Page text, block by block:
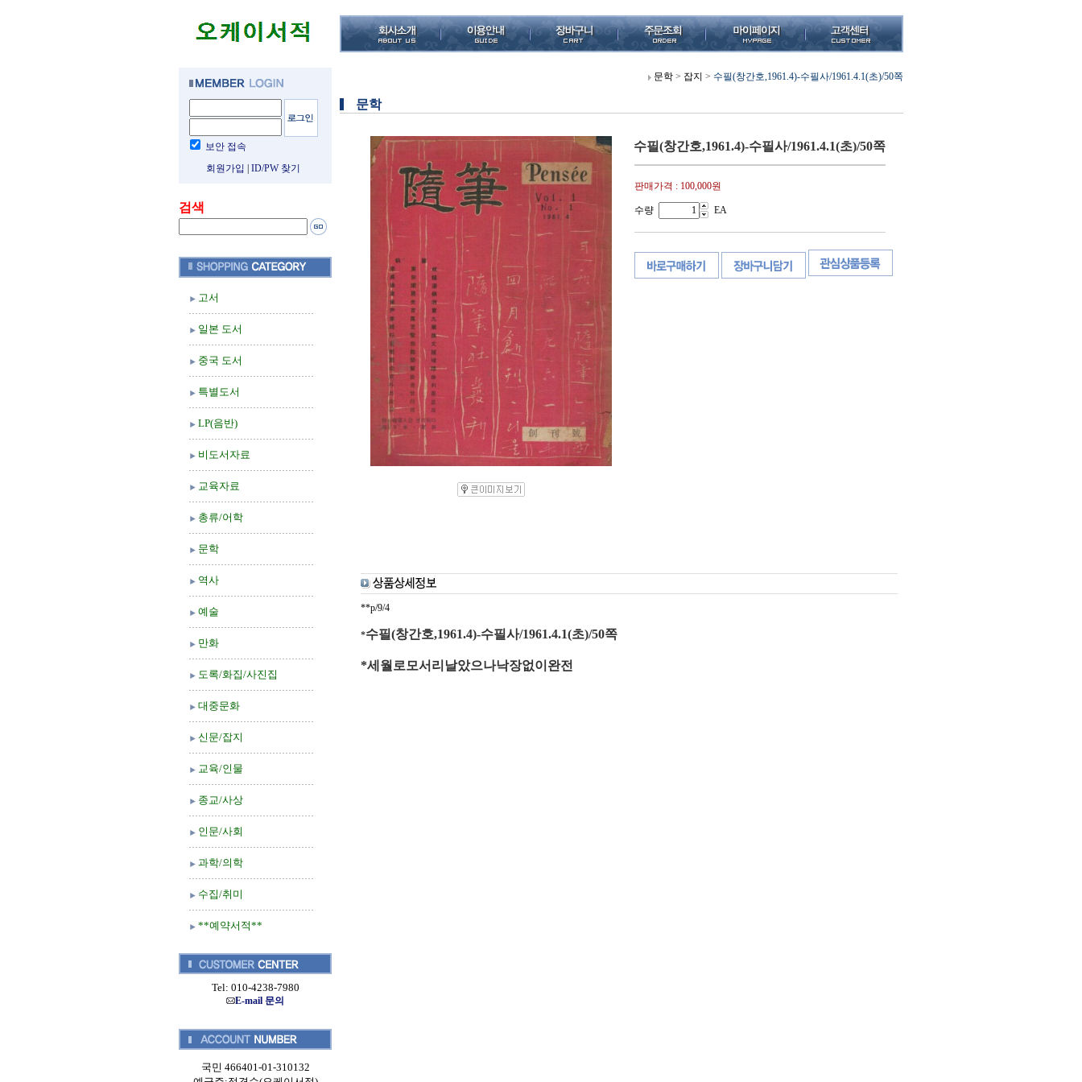
보안 접속
회원가입
ID/PW 찾기
검색
고서
일본 도서
중국 도서
특별도서
LP(음반)
비도서자료
교육자료
총류/어학
문학
역사
예술
만화
도록/화집/사진집
대중문화
신문/잡지
교육/인물
종교/사상
인문/사회
과학/의학
수집/취미
**예약서적**
Tel: 010-4238-7980
E-mail 문의
국민 466401-01-310132
문학 > 잡지 > 수필(창간호,1961.4)-수필사/1961.4.1(초)/50쪽
문학
수필(창간호,1961.4)-수필사/1961.4.1(초)/50쪽
판매가격 : 100,000원
수량 EA
**p/9/4
*수필(창간호,1961.4)-수필사/1961.4.1(초)/50쪽
*세월로모서리날았으나낙장없이완전